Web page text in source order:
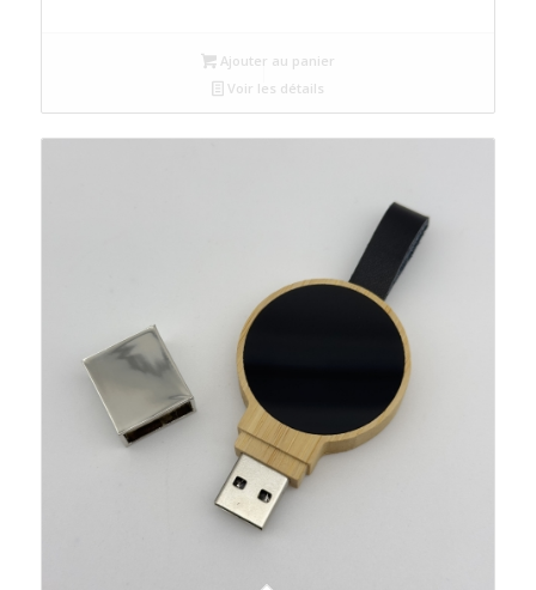
Ajouter au panier
Voir les détails